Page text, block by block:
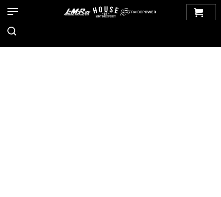
Exteriör>
övrigt